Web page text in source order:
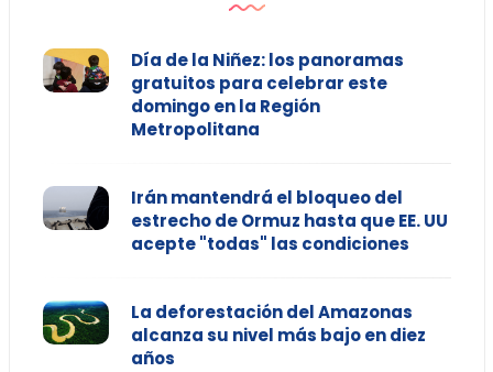
Día de la Niñez: los panoramas
gratuitos para celebrar este
domingo en la Región
Metropolitana
Irán mantendrá el bloqueo del
estrecho de Ormuz hasta que EE. UU
acepte "todas" las condiciones
La deforestación del Amazonas
alcanza su nivel más bajo en diez
años